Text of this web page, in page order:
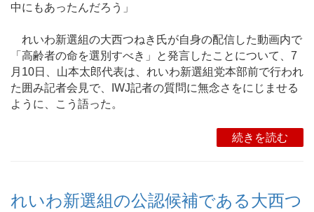
中にもあったんだろう」
れいわ新選組の大西つねき氏が自身の配信した動画内で
「高齢者の命を選別すべき」と発言したことについて、7
月10日、山本太郎代表は、れいわ新選組党本部前で行われ
た囲み記者会見で、IWJ記者の質問に無念さをにじませる
ように、こう語った。
続きを読む
れいわ新選組の公認候補である大西つ